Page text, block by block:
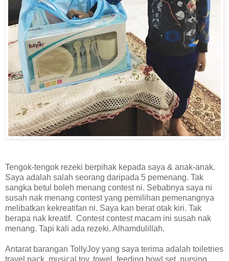
Tengok-tengok rezeki berpihak kepada saya & anak-anak.
Saya adalah salah seorang daripada 5 pemenang. Tak
sangka betul boleh menang contest ni. Sebabnya saya ni
susah nak menang contest yang pemilihan pemenangnya
melibatkan kekreatifan ni. Saya kan berat otak kiri. Tak
berapa nak kreatif. Contest contest macam ini susah nak
menang. Tapi kali ada rezeki. Alhamdulillah.
Antarat barangan TollyJoy yang saya terima adalah toiletries
travel pack, musical toy, towel, feeding bowl set, nursing